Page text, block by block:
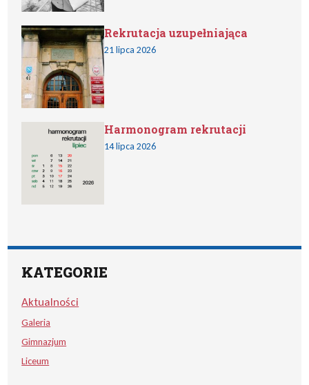
Rekrutacja uzupełniająca
21 lipca 2026
Harmonogram rekrutacji
14 lipca 2026
KATEGORIE
Aktualności
Galeria
Gimnazjum
Liceum